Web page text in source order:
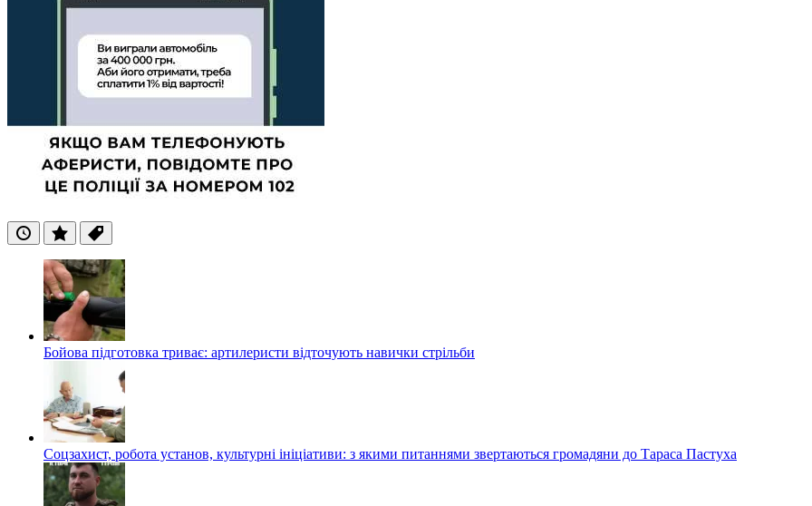
ОстанніПопулярні
Теги
Бойова підготовка триває: артилеристи відточують навички стрільби
Соцзахист, робота установ, культурні ініціативи: з якими питаннями звертаються громадяни до Тараса Пастуха